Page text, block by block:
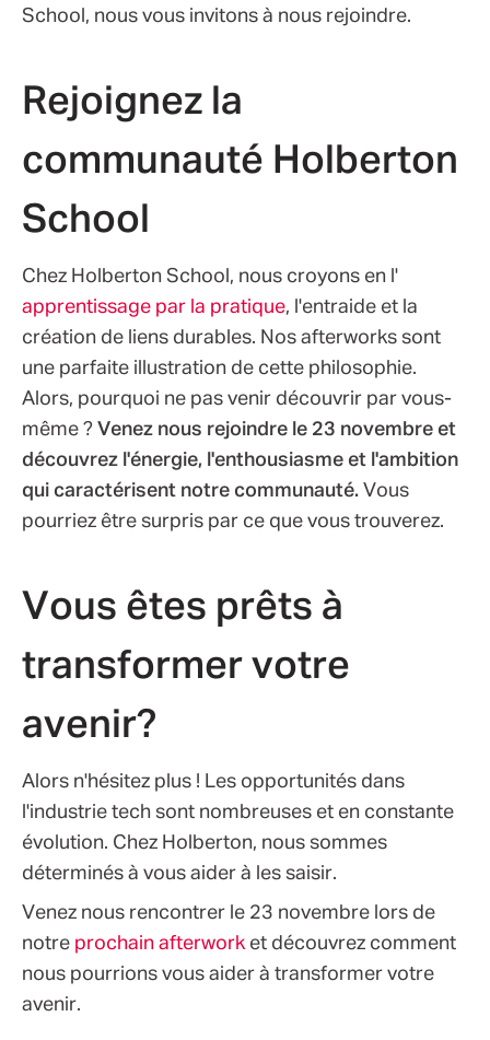
School, nous vous invitons à nous rejoindre.
Rejoignez la
communauté Holberton
School
Chez Holberton School, nous croyons en l'
apprentissage par la pratique, l'entraide et la
création de liens durables. Nos afterworks sont
une parfaite illustration de cette philosophie.
Alors, pourquoi ne pas venir découvrir par vous-
même ? Venez nous rejoindre le 23 novembre et
découvrez l'énergie, l'enthousiasme et l'ambition
qui caractérisent notre communauté. Vous
pourriez être surpris par ce que vous trouverez.
Vous êtes prêts à
transformer votre
avenir?
Alors n'hésitez plus ! Les opportunités dans
l'industrie tech sont nombreuses et en constante
évolution. Chez Holberton, nous sommes
déterminés à vous aider à les saisir.
Venez nous rencontrer le 23 novembre lors de
notre prochain afterworket découvrez comment
nous pourrions vous aider à transformer votre
avenir.